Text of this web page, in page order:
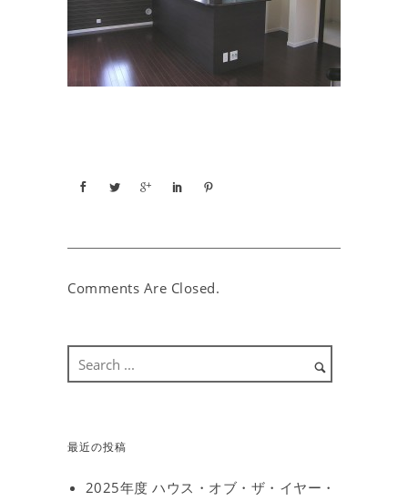
Comments Are Closed.
最近の投稿
2025年度 ハウス・オブ・ザ・イヤー・